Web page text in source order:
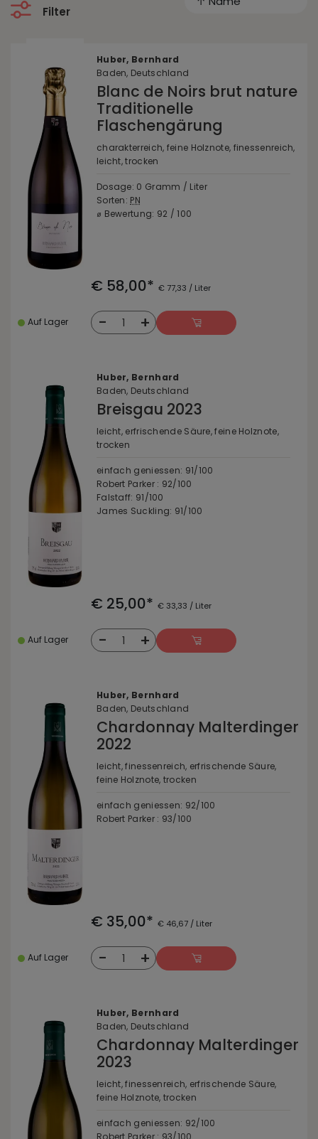
Filter
Huber, Bernhard
Baden, Deutschland
Blanc de Noirs brut nature
Traditionelle
Flaschengärung
charakterreich, feine Holznote, finessenreich,
leicht, trocken
Dosage: 0 Gramm / Liter
Sorten: PN
⌀ Bewertung: 92 / 100
€ 58,00* € 77,33 / Liter
Auf Lager - 1 +
Huber, Bernhard
Baden, Deutschland
Breisgau 2023
leicht, erfrischende Säure, feine Holznote,
trocken
einfach geniessen: 91/100
Robert Parker : 92/100
Falstaff: 91/100
James Suckling: 91/100
€ 25,00* € 33,33 / Liter
Auf Lager - 1 +
Huber, Bernhard
Baden, Deutschland
Chardonnay Malterdinger
2022
leicht, finessenreich, erfrischende Säure,
feine Holznote, trocken
einfach geniessen: 92/100
Robert Parker : 93/100
€ 35,00* € 46,67 / Liter
Auf Lager - 1 +
Huber, Bernhard
Baden, Deutschland
Chardonnay Malterdinger
2023
leicht, finessenreich, erfrischende Säure,
feine Holznote, trocken
einfach geniessen: 92/100